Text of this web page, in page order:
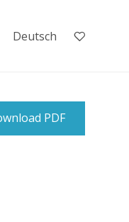
Deutsch
PDF